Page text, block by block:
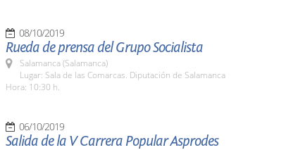
08/10/2019
Rueda de prensa del Grupo Socialista
Salamanca (Salamanca)
Lugar: Sala de las Comarcas. Diputación de Salamanca
Hora: 10:30 h.
06/10/2019
Salida de la V Carrera Popular Asprodes